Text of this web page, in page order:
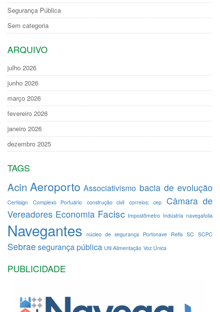
Segurança Pública
Sem categoria
ARQUIVO
julho 2026
junho 2026
março 2026
fevereiro 2026
janeiro 2026
dezembro 2025
TAGS
Acin Aeroporto Associativismo bacia de evolução
Certisign Complexo Portuário construção civil correios; cep
Câmara de
Vereadores Economia Facisc Impostômetro Indústria navegafolia
Navegantes núcleo de segurança Portonave Refis SC SCPC
Sebrae segurança pública Util Alimentação Voz Única
PUBLICIDADE